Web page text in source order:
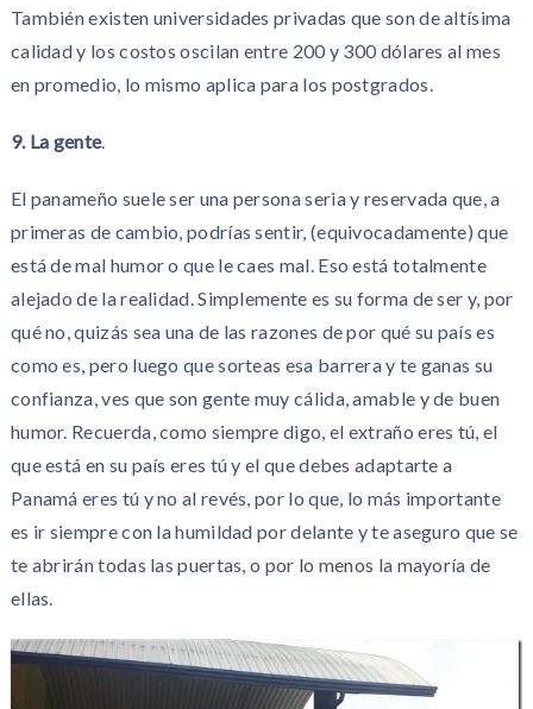
También existen universidades privadas que son de altísima
calidad y los costos oscilan entre 200 y 300 dólares al mes
en promedio, lo mismo aplica para los postgrados.
9. La gente.
El panameño suele ser una persona seria y reservada que, a
primeras de cambio, podrías sentir, (equivocadamente) que
está de mal humor o que le caes mal. Eso está totalmente
alejado de la realidad. Simplemente es su forma de ser y, por
qué no, quizás sea una de las razones de por qué su país es
como es, pero luego que sorteas esa barrera y te ganas su
confianza, ves que son gente muy cálida, amable y de buen
humor. Recuerda, como siempre digo, el extraño eres tú, el
que está en su país eres tú y el que debes adaptarte a
Panamá eres tú y no al revés, por lo que, lo más importante
es ir siempre con la humildad por delante y te aseguro que se
te abrirán todas las puertas, o por lo menos la mayoría de
ellas.